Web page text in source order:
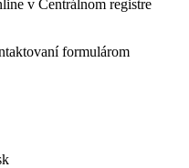
v Centrálnom registre
formulárom